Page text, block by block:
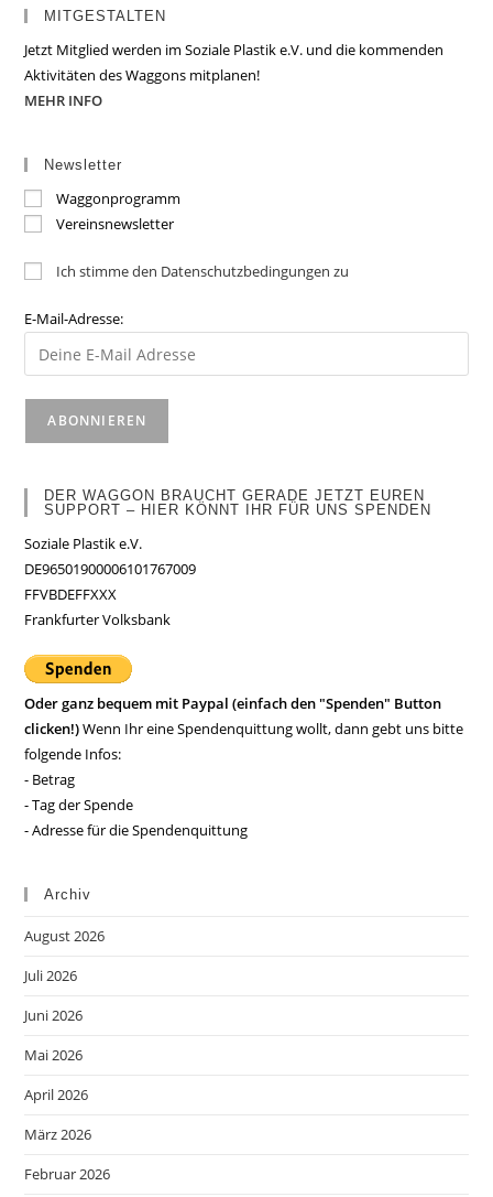
MITGESTALTEN
Jetzt Mitglied werden im Soziale Plastik e.V. und die kommenden
Aktivitäten des Waggons mitplanen!
MEHR INFO
Newsletter
Waggonprogramm
Vereinsnewsletter
Ich stimme den Datenschutzbedingungen zu
E-Mail-Adresse:
DER WAGGON BRAUCHT GERADE JETZT EUREN
SUPPORT – HIER KÖNNT IHR FÜR UNS SPENDEN
Soziale Plastik e.V.
DE96501900006101767009
FFVBDEFFXXX
Frankfurter Volksbank
Oder ganz bequem mit Paypal (einfach den "Spenden" Button
clicken!)Wenn Ihr eine Spendenquittung wollt, dann gebt uns bitte
folgende Infos:
- Betrag
- Tag der Spende
- Adresse für die Spendenquittung
Archiv
August 2026
Juli 2026
Juni 2026
Mai 2026
April 2026
März 2026
Februar 2026